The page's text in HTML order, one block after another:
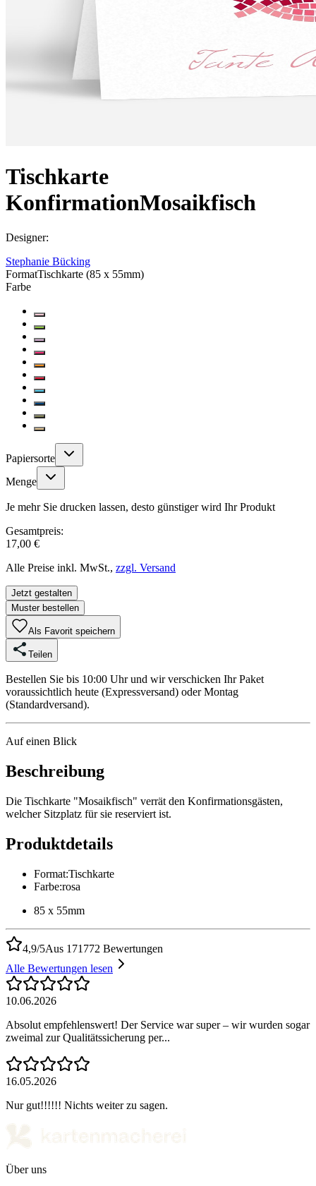
Tischkarte
KonfirmationMosaikfisch
Designer:
Stephanie Bücking
FormatTischkarte (85 x 55mm)
Farbe
Papiersorte
Menge
Je mehr Sie drucken lassen, desto günstiger wird Ihr Produkt
Gesamtpreis:
17,00 €
Alle Preise inkl. MwSt., zzgl. Versand
Jetzt gestalten
Muster bestellen
Als Favorit speichern
Teilen
Bestellen Sie bis 10:00 Uhr und wir verschicken Ihr Paket
voraussichtlich heute (Expressversand) oder Montag
(Standardversand).
Auf einen Blick
Beschreibung
Die Tischkarte "Mosaikfisch" verrät den Konfirmationsgästen,
welcher Sitzplatz für sie reserviert ist.
Produktdetails
Format:Tischkarte
Farbe:rosa
85 x 55mm
4,9/5Aus 171772 Bewertungen
Alle Bewertungen lesen
10.06.2026
Absolut empfehlenswert! Der Service war super – wir wurden sogar
zweimal zur Qualitätssicherung per...
16.05.2026
Nur gut!!!!!! Nichts weiter zu sagen.
Über uns